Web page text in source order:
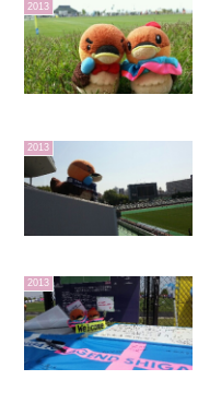
2013
2013
2013